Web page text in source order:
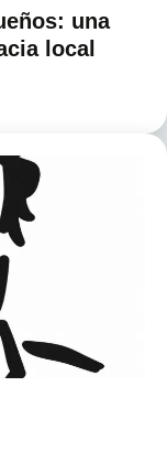
una
local